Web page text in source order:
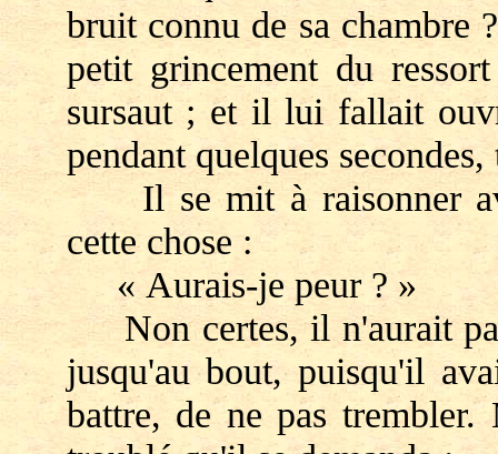
bruit connu de sa chambre
petit grincement du
sursaut ; et il lui fallait
pendant quelques
Il se mit à raisonner
cette chose :
« Aurais-je peur ? »
Non certes, il n'aurait
jusqu'au bout, puisqu'il
battre, de ne pas